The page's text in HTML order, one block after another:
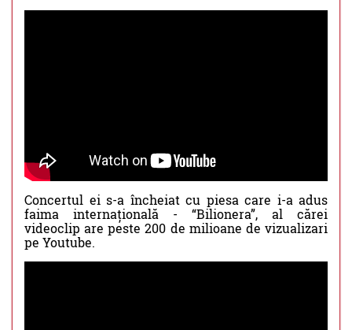
Concertul ei s-a încheiat cu piesa care i-a adus
faima internațională - “Bilionera”, al cărei
videoclip are peste 200 de milioane de vizualizari
pe Youtube.